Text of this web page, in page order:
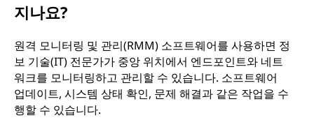
지나요?
원격 모니터링 및 관리(RMM) 소프트웨어를 사용하면 정
보 기술(IT) 전문가가 중앙 위치에서 엔드포인트와 네트
워크를 모니터링하고 관리할 수 있습니다. 소프트웨어
업데이트, 시스템 상태 확인, 문제 해결과 같은 작업을 수
행할 수 있습니다.